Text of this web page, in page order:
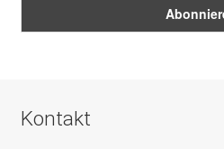
Kontakt